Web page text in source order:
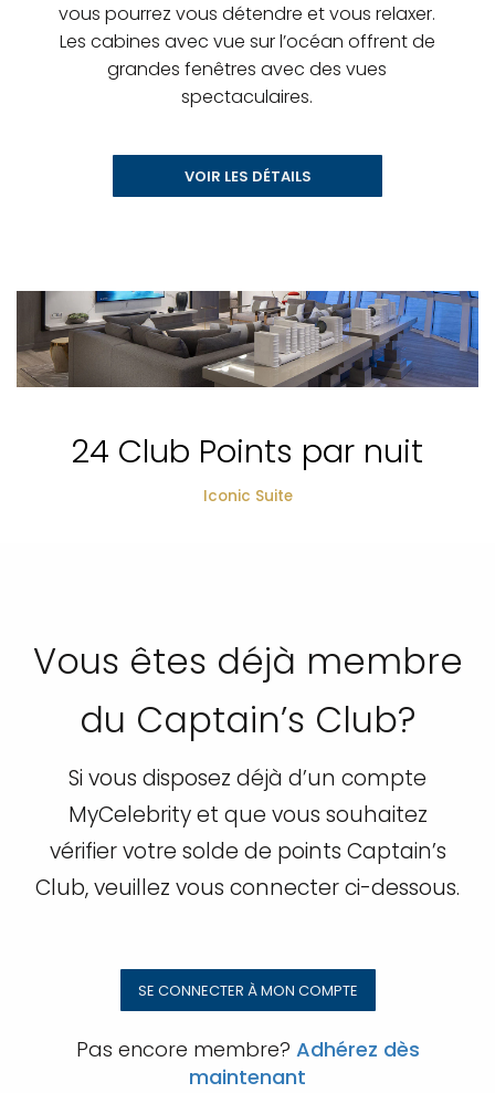
vous pourrez vous détendre et vous relaxer.
Les cabines avec vue sur l’océan offrent de
grandes fenêtres avec des vues
spectaculaires.
VOIR LES DÉTAILS
24 Club Points par nuit
Iconic Suite
Vous êtes déjà membre
du Captain’s Club?
Si vous disposez déjà d’un compte
MyCelebrity et que vous souhaitez
vérifier votre solde de points Captain’s
Club, veuillez vous connecter ci-dessous.
SE CONNECTER À MON COMPTE
Pas encore membre? Adhérez dès
maintenant